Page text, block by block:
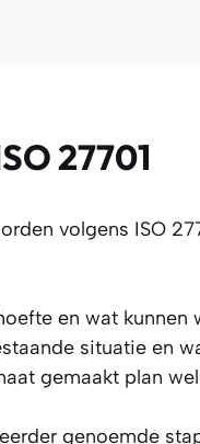
27701
volgens ISO
en wat kunnen
situatie en
gemaakt plan
genoemde